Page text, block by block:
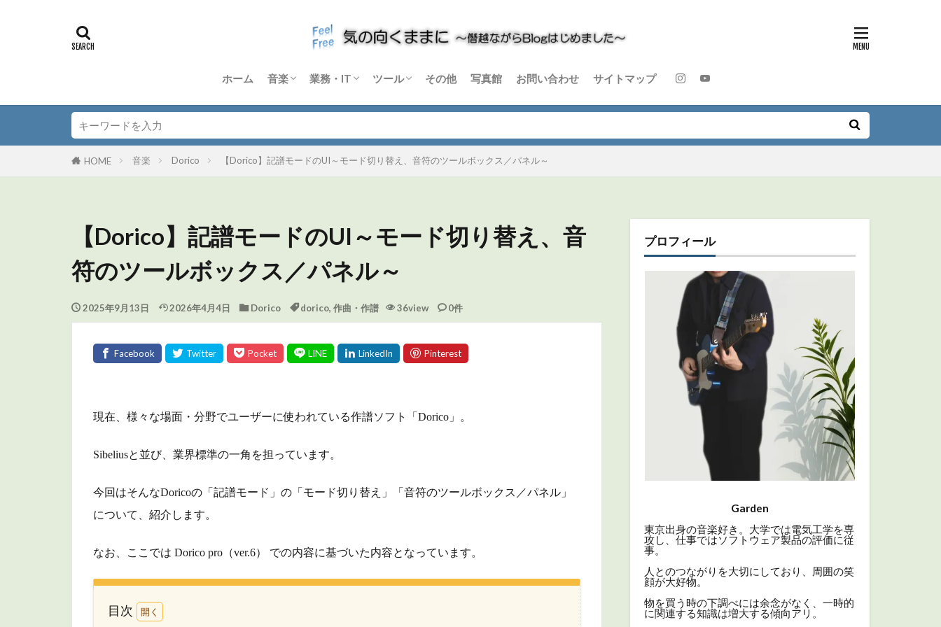
ホーム 音楽
DTM
Dorico
Anagram
Quad Cortex
TD-50SC-X
その他 音楽機材
音楽理論
業務・IT
Windows
Python
その他 業務・IT
ツール
Blender
DaVinci Resolve
Sikuli X
Dify
その他 ソフトウェア
ハードウェア
その他 写真館 お問い合わせ サイトマップ
HOME 音楽 Dorico 【Dorico】記譜モードのUI～モード切り替え、音符のツールボックス／パネル～
【Dorico】記譜モードのUI～モード切り替え、音
符のツールボックス／パネル～
2025年9月13日 2026年4月4日 Dorico dorico, 作曲・作譜 36view 0件
現在、様々な場面・分野でユーザーに使われている作譜ソフト「Dorico」。
Sibeliusと並び、業界標準の一角を担っています。
今回はそんなDoricoの「記譜モード」の「モード切り替え」「音符のツールボックス／パネル」
について、紹介します。
なお、ここでは Dorico pro（ver.6） での内容に基づいた内容となっています。
目次
プロフィール
Garden
東京出身の音楽好き。大学では電気工学を専
攻し、仕事ではソフトウェア製品の評価に従
事。
人とのつながりを大切にしており、周囲の笑
顔が大好物。
物を買う時の下調べには余念がなく、一時的
に関連する知識は増大する傾向アリ。